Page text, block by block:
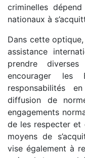
criminelles
nationaux à
Dans cette
assistance
prendre
encourager les
responsabilités
diffusion de
engagements
de les respecter et
moyens de
vise également à